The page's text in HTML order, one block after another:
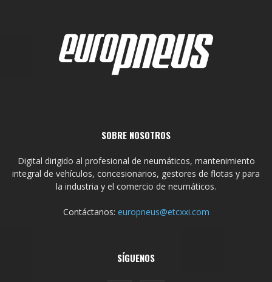
SOBRE NOSOTROS
Digital dirigido al profesional de neumáticos, mantenimiento
integral de vehículos, concesionarios, gestores de flotas y para
la industria y el comercio de neumáticos.
Contáctanos: europneus@etcxxi.com
SÍGUENOS